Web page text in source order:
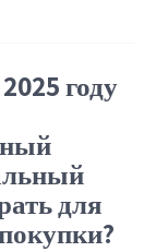
году
для